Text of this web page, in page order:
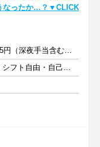
なったか…？▼CLICK
日給1万2490円～1万3415円（深夜手当含む）＋交通費全額＋賞与
週1日以上 1日8時間以上 シフト自由・自己申告